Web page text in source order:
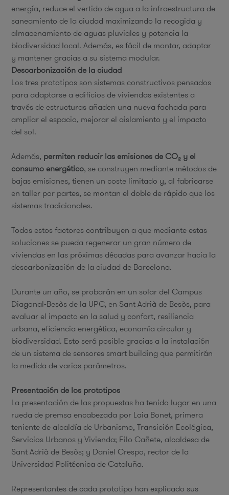
energía, reduce el vertido de agua a la infraestructura de
saneamiento de la ciudad maximizando la recogida y
almacenamiento de aguas pluviales y potencia la
biodiversidad local. Además, es fácil de montar, adaptar
y mantener gracias a su sistema modular.
Descarbonización de la ciudad
Los tres prototipos son sistemas constructivos pensados
para adaptarse a edificios de viviendas existentes a
través de estructuras añaden una nueva fachada para
ampliar el espacio, mejorar el aislamiento y el impacto
del sol.
Además, permiten reducir las emisiones de CO₂ y el
consumo energético, se construyen mediante métodos de
bajas emisiones, tienen un coste limitado y, al fabricarse
en taller por partes, se montan el doble de rápido que los
sistemas tradicionales.
Todos estos factores contribuyen a que mediante estas
soluciones se pueda regenerar un gran número de
viviendas en las próximas décadas para avanzar hacia la
descarbonización de la ciudad de Barcelona.
Durante un año, se probarán en un solar del Campus
Diagonal-Besòs de la UPC, en Sant Adrià de Besòs, para
evaluar el impacto en la salud y confort, resiliencia
urbana, eficiencia energética, economía circular y
biodiversidad. Esto será posible gracias a la instalación
de un sistema de sensores smart building que permitirán
la medida de varios parámetros.
Presentación de los prototipos
La presentación de las propuestas ha tenido lugar en una
rueda de premsa encabezada por Laia Bonet, primera
teniente de alcaldía de Urbanismo, Transición Ecológica,
Servicios Urbanos y Vivienda; Filo Cañete, alcaldesa de
Sant Adrià de Besòs; y Daniel Crespo, rector de la
Universidad Politécnica de Cataluña.
Representantes de cada prototipo han explicado sus